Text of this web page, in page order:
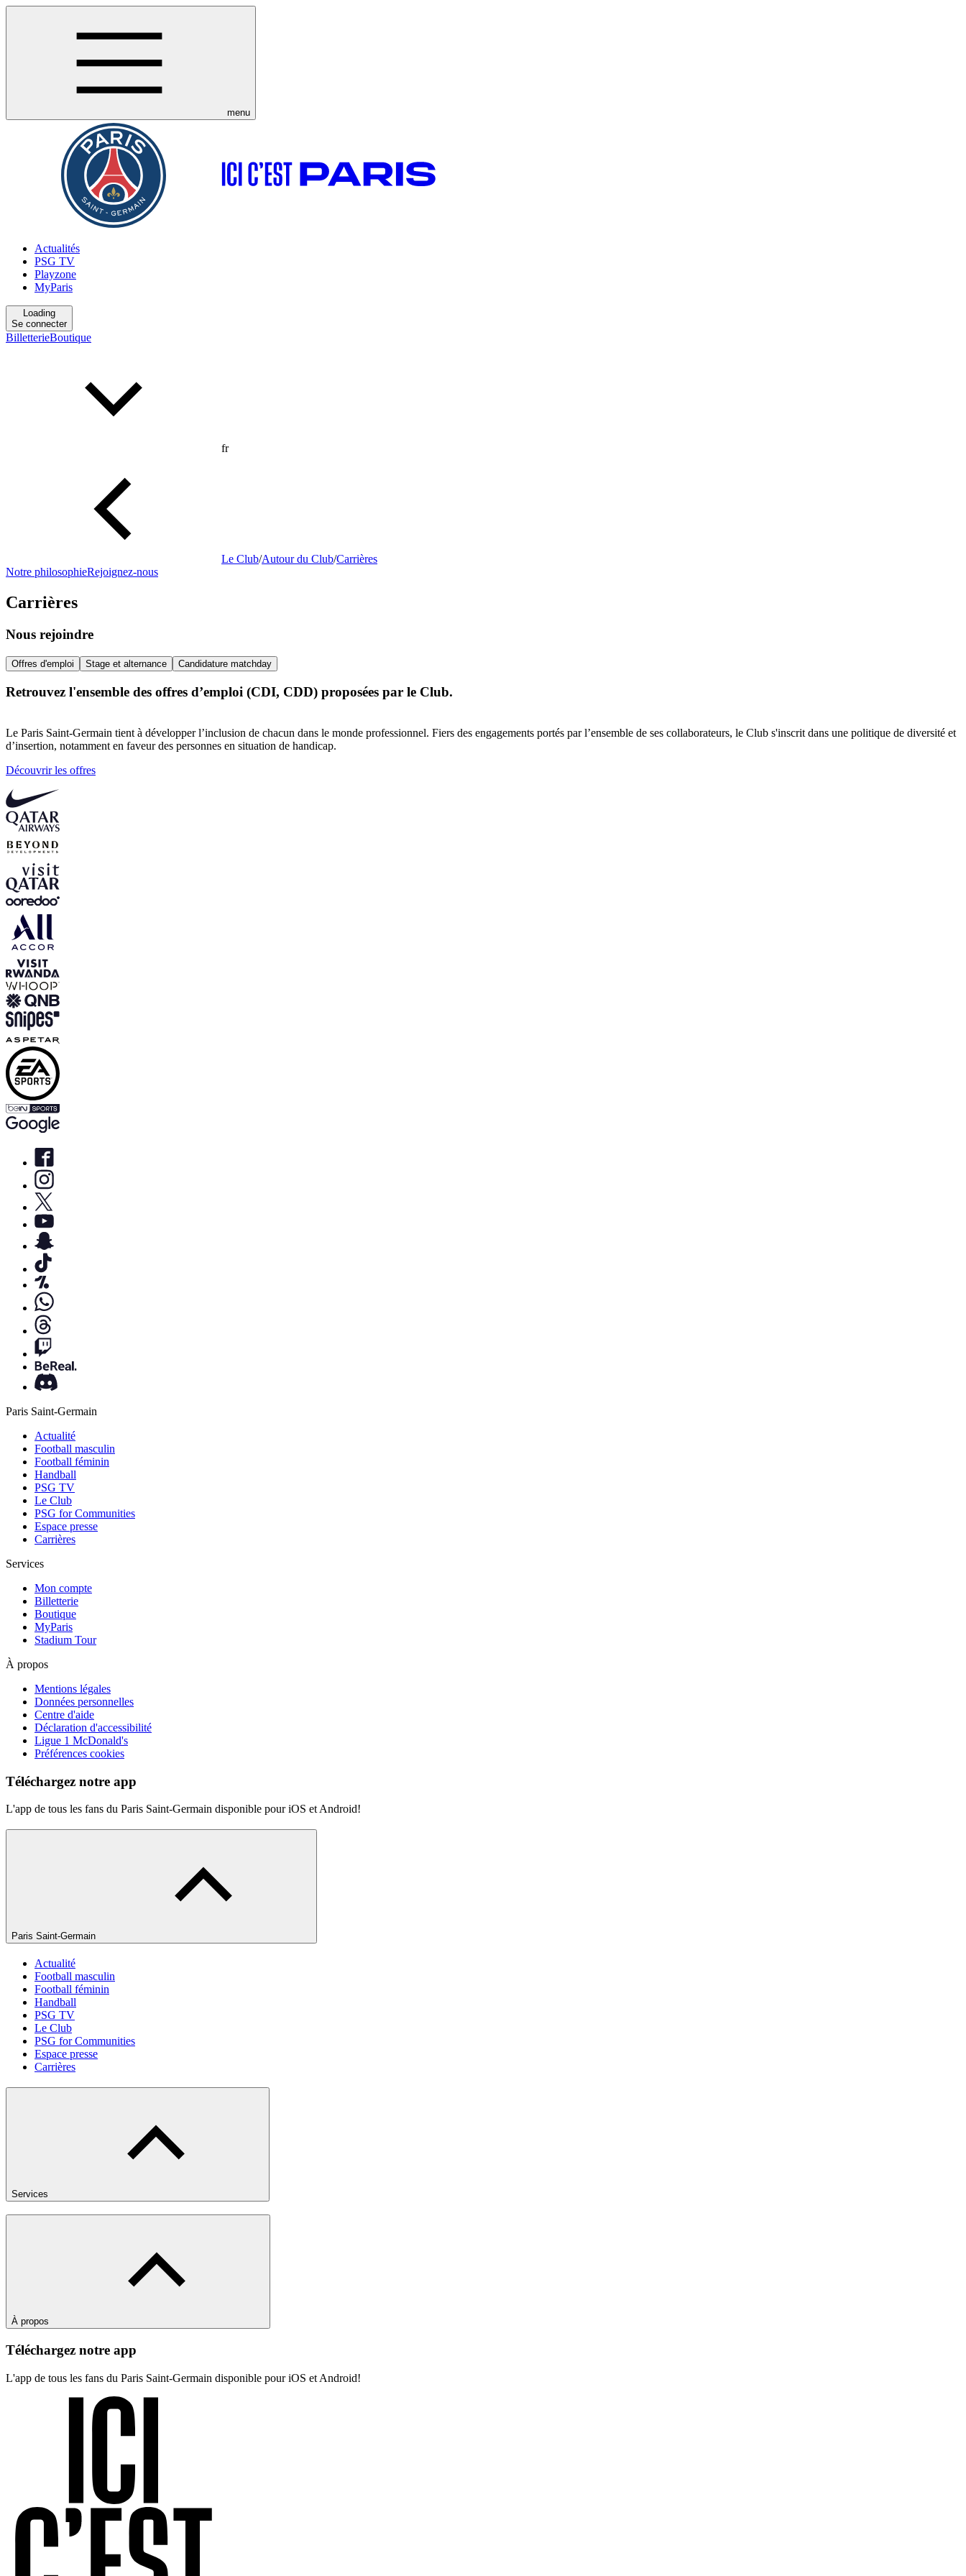
menu
Actualités
PSG TV
Playzone
MyParis
Loading
Se connecter
BilletterieBoutique
fr
Le Club/Autour du Club/Carrières
Notre philosophieRejoignez-nous
Carrières
Nous rejoindre
Offres d'emploi Stage et alternance Candidature matchday
Retrouvez l'ensemble des offres d’emploi (CDI, CDD) proposées par le Club.
Le Paris Saint-Germain tient à développer l’inclusion de chacun dans le monde professionnel. Fiers des engagements portés par l’ensemble de ses collaborateurs, le Club s'inscrit dans une politique de diversité et
d’insertion, notamment en faveur des personnes en situation de handicap.
Découvrir les offres
Paris Saint-Germain
Actualité
Football masculin
Football féminin
Handball
PSG TV
Le Club
PSG for Communities
Espace presse
Carrières
Services
Mon compte
Billetterie
Boutique
MyParis
Stadium Tour
À propos
Mentions légales
Données personnelles
Centre d'aide
Déclaration d'accessibilité
Ligue 1 McDonald's
Préférences cookies
Téléchargez notre app
L'app de tous les fans du Paris Saint-Germain disponible pour iOS et Android!
Paris Saint-Germain
Actualité
Football masculin
Football féminin
Handball
PSG TV
Le Club
PSG for Communities
Espace presse
Carrières
Services
À propos
Téléchargez notre app
L'app de tous les fans du Paris Saint-Germain disponible pour iOS et Android!